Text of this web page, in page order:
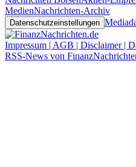
MedienNachrichten-Archiv
Datenschutzeinstellungen
Impressum | AGB | Disclaimer |
RSS-News von